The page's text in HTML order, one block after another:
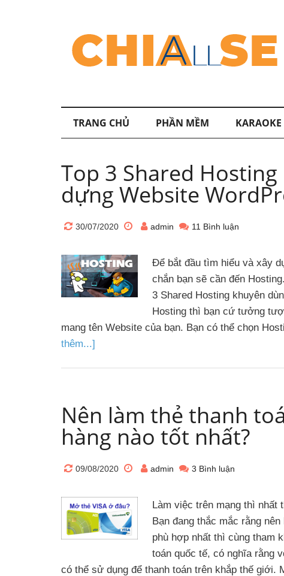
TRANG CHỦ PHẦN MỀM KARAOKE
Top 3 Shared
dựng Website
30/07/2020 admin 11 Bình luận
Để bắt đầu tìm hiểu và xây
chắn bạn sẽ cần đến
3 Shared Hosting khuyên
Hosting thì bạn cứ tưởng
mang tên Website của bạn. Bạn có thể chọn
thêm...]
Nên làm thẻ thanh
hàng nào tốt nhất?
09/08/2020 admin 3 Bình luận
Làm việc trên mạng thì nhất
Bạn đang thắc mắc rằng
phù hợp nhất thì cùng tham
toán quốc tế, có nghĩa rằng
có thể sử dụng để thanh toán trên khắp thế giới.